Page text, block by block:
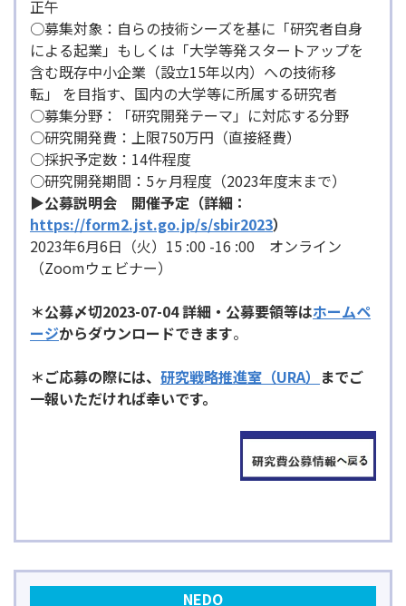
正午
○募集対象：自らの技術シーズを基に「研究者自身
による起業」もしくは「大学等発スタートアップを
含む既存中小企業（設立15年以内）への技術移
転」 を目指す、国内の大学等に所属する研究者
○募集分野：「研究開発テーマ」に対応する分野
○研究開発費：上限750万円（直接経費）
○採択予定数：14件程度
○研究開発期間：5ヶ月程度（2023年度末まで）
▶公募説明会 開催予定（詳細：
https://form2.jst.go.jp/s/sbir2023）
2023年6月6日（火）15 :00 -16 :00 オンライン
（Zoomウェビナー）
＊公募〆切2023-07-04 詳細・公募要領等はホームペ
ージからダウンロードできます。
＊ご応募の際には、 研究戦略推進室（URA） までご
一報いただければ幸いです。
NEDO